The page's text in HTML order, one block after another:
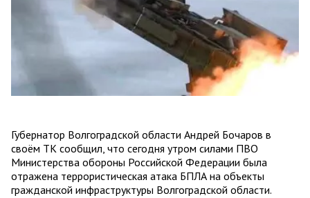
Губернатор Волгоградской области Андрей Бочаров в
своём TК сообщил, что сегодня утром силами ПВО
Министерства обороны Российской Федерации была
отражена террористическая атака БПЛА на объекты
гражданской инфраструктуры Волгоградской области.